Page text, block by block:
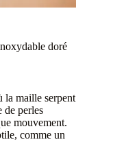
doré
la maille serpent
de perles
mouvement.
comme un